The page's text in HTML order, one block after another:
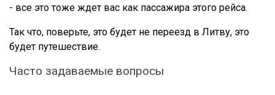
- все это тоже ждет вас как пассажира этого рейса.
Так что, поверьте, это будет не переезд в Литву, это
будет путешествие.
Часто задаваемые вопросы